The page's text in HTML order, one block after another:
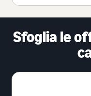
Sfoglia le